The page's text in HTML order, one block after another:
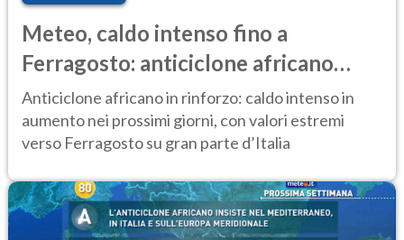
Meteo, caldo intenso fino a
Ferragosto: anticiclone africano
ancora protagonista
Anticiclone africano in rinforzo: caldo intenso in
aumento nei prossimi giorni, con valori estremi
verso Ferragosto su gran parte d’Italia